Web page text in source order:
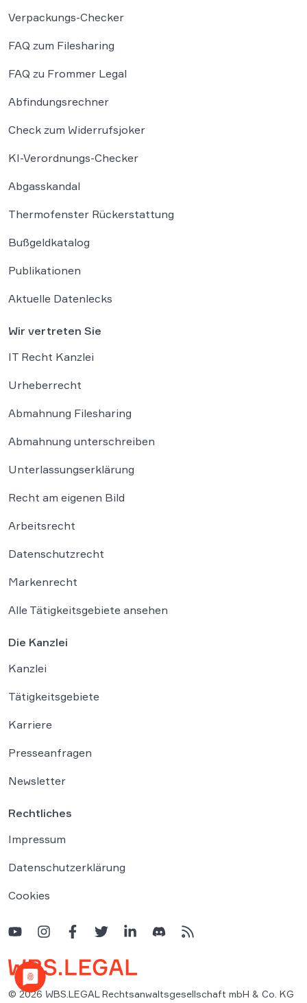
Verpackungs-Checker
FAQ zum Filesharing
FAQ zu Frommer Legal
Abfindungsrechner
Check zum Widerrufsjoker
KI-Verordnungs-Checker
Abgasskandal
Thermofenster Rückerstattung
Bußgeldkatalog
Publikationen
Aktuelle Datenlecks
Wir vertreten Sie
IT Recht Kanzlei
Urheberrecht
Abmahnung Filesharing
Abmahnung unterschreiben
Unterlassungserklärung
Recht am eigenen Bild
Arbeitsrecht
Datenschutzrecht
Markenrecht
Alle Tätigkeitsgebiete ansehen
Die Kanzlei
Kanzlei
Tätigkeitsgebiete
Karriere
Presseanfragen
Newsletter
Rechtliches
Impressum
Datenschutzerklärung
Cookies
© 2026 WBS.LEGAL Rechtsanwaltsgesellschaft mbH & Co. KG